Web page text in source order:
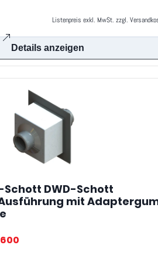
Listenpreis exkl. MwSt. zzgl.
Details anzeigen
Schott DWD-Schott
mit